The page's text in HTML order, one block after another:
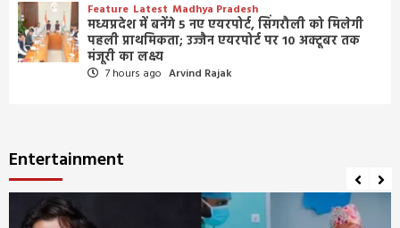
Feature Latest Madhya Pradesh
मध्यप्रदेश में बनेंगे 5 नए एयरपोर्ट, सिंगरौली को मिलेगी
पहली प्राथमिकता; उज्जैन एयरपोर्ट पर 10 अक्टूबर तक
मंजूरी का लक्ष्य
7 hours ago Arvind Rajak
Entertainment